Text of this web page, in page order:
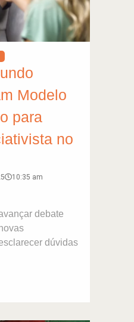
Modelo
para
no
10:35 am
debate
dúvidas